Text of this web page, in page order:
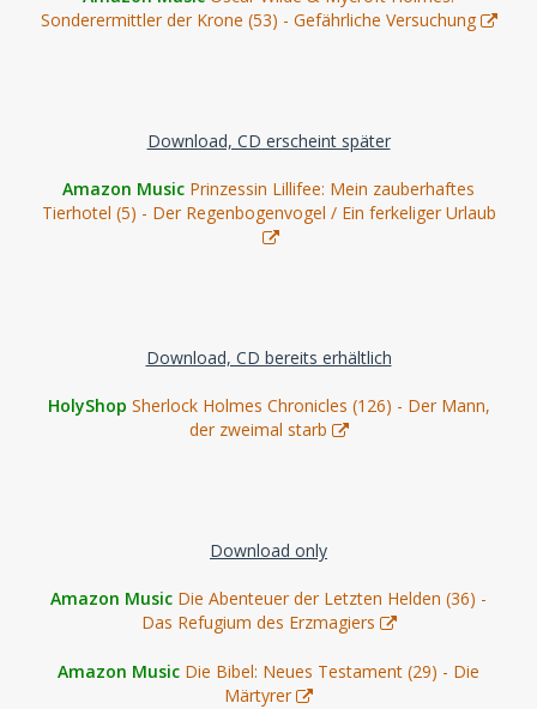
Sonderermittler der Krone (53) - Gefährliche Versuchung
Download, CD erscheint später
Amazon Music Prinzessin Lillifee: Mein zauberhaftes
Tierhotel (5) - Der Regenbogenvogel / Ein ferkeliger Urlaub
Download, CD bereits erhältlich
HolyShop Sherlock Holmes Chronicles (126) - Der Mann,
der zweimal starb
Download only
Amazon Music Die Abenteuer der Letzten Helden (36) -
Das Refugium des Erzmagiers
Amazon Music Die Bibel: Neues Testament (29) - Die
Märtyrer